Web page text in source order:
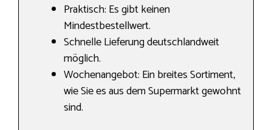
Praktisch: Es gibt keinen
Mindestbestellwert.
Schnelle Lieferung deutschlandweit
möglich.
Wochenangebot: Ein breites Sortiment,
wie Sie es aus dem Supermarkt gewohnt
sind.